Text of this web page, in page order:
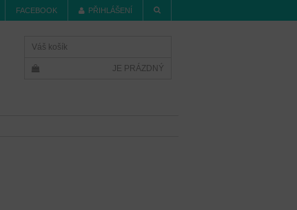
FACEBOOK PŘIHLÁŠENÍ
Váš košík
JE PRÁZDNÝ